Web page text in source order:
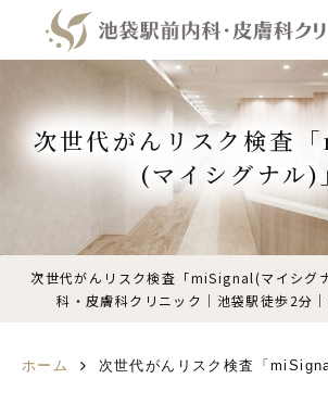
次世代がんリスク検査
(マイシグナル)
次世代がんリスク検査「miSignal(マイシグ
科・皮膚科クリニック｜池袋駅徒歩2分
ホーム 次世代がんリスク検査「